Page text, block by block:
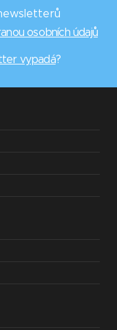
osobních údajů
vypadá?